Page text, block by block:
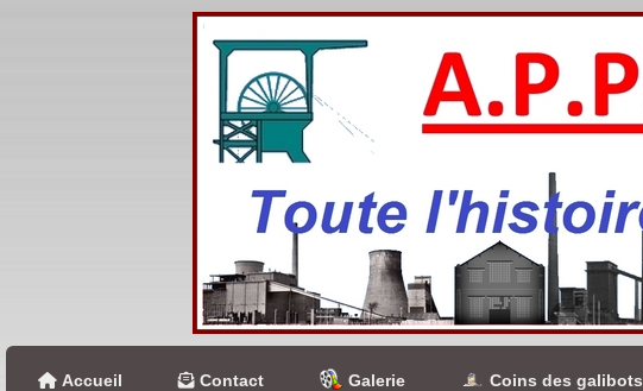
Accueil Contact Galerie Coins des galibots